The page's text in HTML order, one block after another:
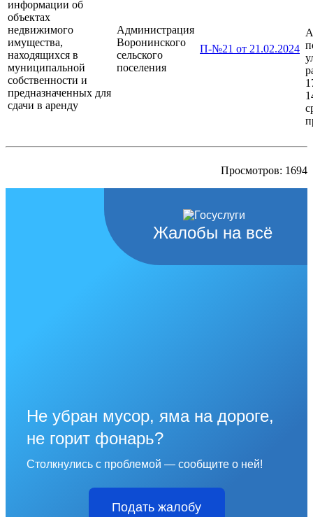
информации об
объектах
недвижимого
имущества,
находящихся в
муниципальной
собственности и
предназначенных для
сдачи в аренду
Администрация
Воронинского
сельского
поселения
П-№21 от 21.02.2024
Просмотров: 1694
Жалобы на всё
Не убран мусор, яма на дороге,
не горит фонарь?
Столкнулись с проблемой — сообщите о ней!
Подать жалобу